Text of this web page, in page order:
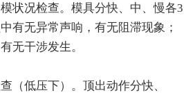
状况检查。模具分快、中、慢各3
有无异常声响，有无阻滞现象；
无干涉发生。
（低压下）。顶出动作分快、